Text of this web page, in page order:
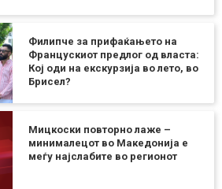
Филипче за прифаќањето на
Францускиот предлог од власта:
Кој оди на екскурзија во лето, во
Брисел?
Мицкоски повторно лаже –
минималецот во Македонија е
меѓу најслабите во регионот